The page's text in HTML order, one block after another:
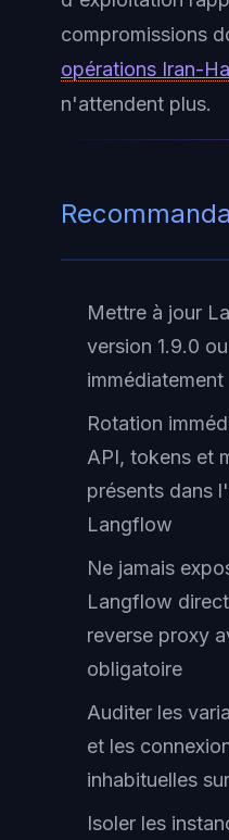
compromissions
opérations Iran-
n'attendent plus.
Mettre à jour
version 1.9.0
immédiatement
Rotation
API, tokens et
présents dans
Langflow
Ne jamais
Langflow
reverse proxy
obligatoire
Auditer les
et les
inhabituelles
Isoler les